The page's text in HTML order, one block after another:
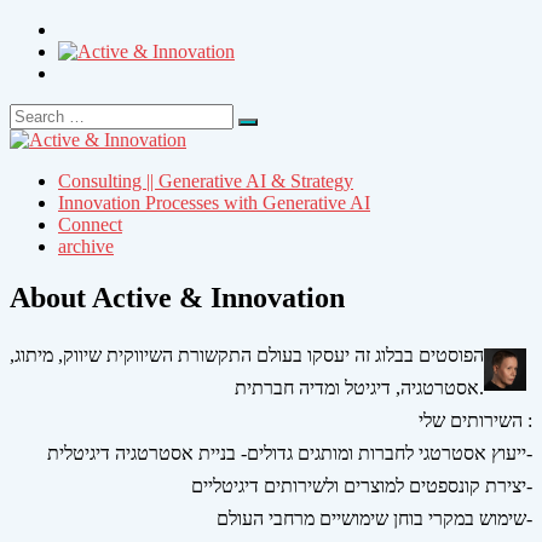
Search
for:
Search
Consulting || Generative AI & Strategy
Innovation Processes with Generative AI
Connect
archive
About Active & Innovation
הפוסטים בבלוג זה יעסקו בעולם התקשורת השיווקית שיווק, מיתוג,
אסטרטגיה, דיגיטל ומדיה חברתית.
השירותים שלי :
ייעוץ אסטרטגי לחברות ומותגים גדולים- בניית אסטרטגיה דיגיטלית-
יצירת קונספטים למוצרים ולשירותים דיגיטליים-
שימוש במקרי בוחן שימושיים מרחבי העולם-